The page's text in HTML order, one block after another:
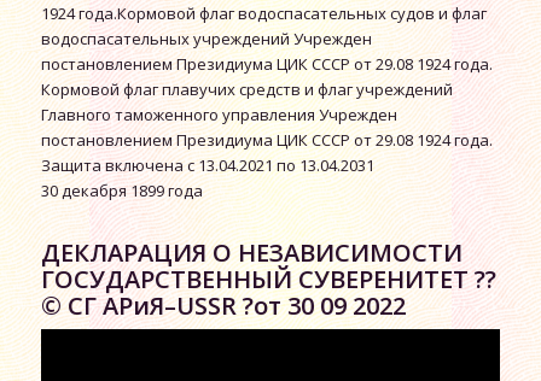
1924 года.Кормовой флаг водоспасательных судов и флаг
водоспасательных учреждений Учрежден
постановлением Президиума ЦИК СССР от 29.08 1924 года.
Кормовой флаг плавучих средств и флаг учреждений
Главного таможенного управления Учрежден
постановлением Президиума ЦИК СССР от 29.08 1924 года.
Защита включена с 13.04.2021 по 13.04.2031
30 декабря 1899 года
ДЕКЛАРАЦИЯ О НЕЗАВИСИМОСТИ
ГОСУДАРСТВЕННЫЙ СУВЕРЕНИТЕТ ??
© СГ АРиЯ–USSR ?от 30 09 2022